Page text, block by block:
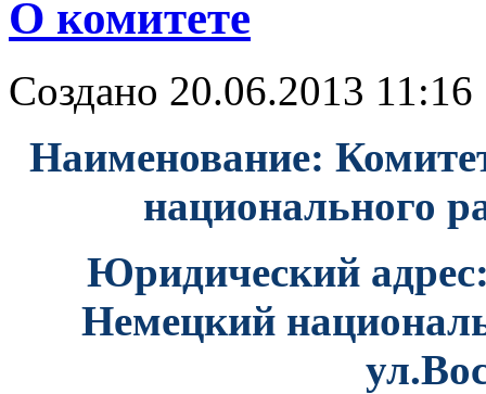
О комитете
Создано 20.06.2013 11:16
Наименование:
национального
Юридический
Немецкий